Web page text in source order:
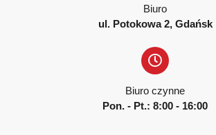
Biuro
ul. Potokowa 2, Gdańsk
Biuro czynne
Pon. - Pt.: 8:00 - 16:00